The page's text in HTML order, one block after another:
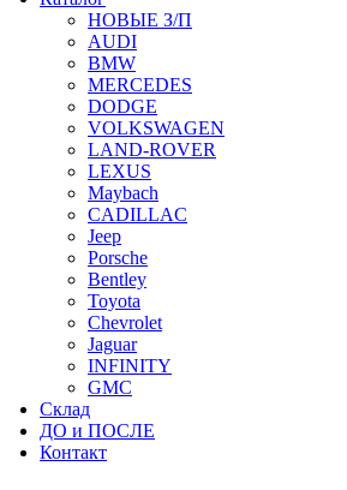
НОВЫЕ З/П
AUDI
BMW
MERCEDES
DODGE
VOLKSWAGEN
LAND-ROVER
LEXUS
Maybach
CADILLAC
Jeep
Porsche
Bentley
Toyota
Chevrolet
Jaguar
INFINITY
GMC
Склад
ДО и ПОСЛЕ
Контакт